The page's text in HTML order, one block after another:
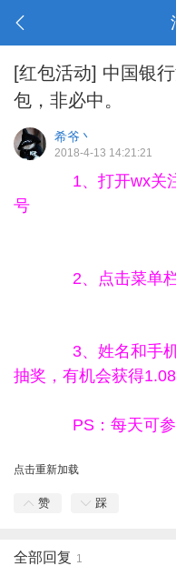
[红包活动] 中国银
包，非必中。
希爷丶
2018-4-13 14:21:21
1、打开wx关
号
2、点击菜单栏
3、姓名和手机号
抽奖，有机会获得
PS：每天可参与
点击重新加载
赞 踩
全部回复 1